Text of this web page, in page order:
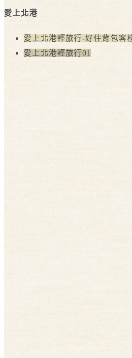
愛上北港
愛上北港輕旅行-好住背包客
愛上北港輕旅行01